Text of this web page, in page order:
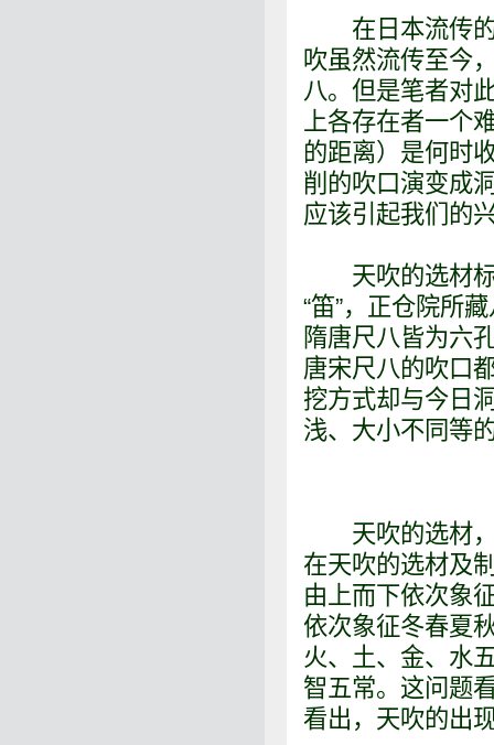
在日本流传的
吹虽然流传至今
八。但是笔者对
上各存在者一个
的距离）是何时
削的吹口演变成
应该引起我们的
天吹的选材标
“笛”，正仓院所
隋唐尺八皆为六
唐宋尺八的吹口
挖方式却与今日
浅、大小不同等
天吹的选材，
在天吹的选材及
由上而下依次象
依次象征冬春夏
火、土、金、水
智五常。这问题
看出，天吹的出